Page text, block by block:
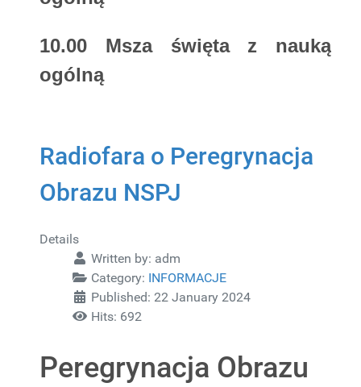
10.00
Msza święta z nauką
ogólną
Radiofara o Peregrynacja
Obrazu NSPJ
Details
Written by: adm
Category: INFORMACJE
Published: 22 January 2024
Hits: 692
Peregrynacja Obrazu